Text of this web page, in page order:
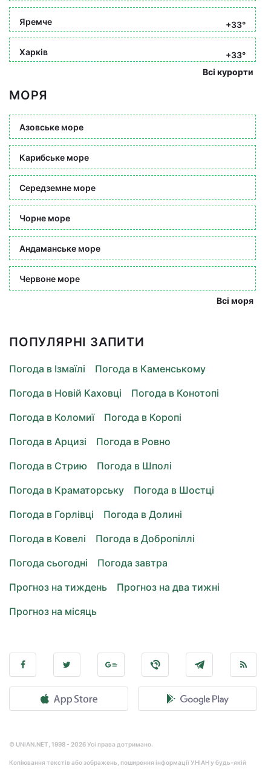
Яремче +33°
Харків
+33°
Всі курорти
МОРЯ
Азовське море
Карибське море
Середземне море
Чорне море
Андаманське море
Червоне море
Всі моря
ПОПУЛЯРНІ ЗАПИТИ
Погода в Ізмаїлі
Погода в Каменському
Погода в Новій Каховці
Погода в Конотопі
Погода в Коломиї
Погода в Коропі
Погода в Арцизі
Погода в Ровно
Погода в Стрию
Погода в Шполі
Погода в Краматорську
Погода в Шостці
Погода в Горлівці
Погода в Долині
Погода в Ковелі
Погода в Добропіллі
Погода сьогодні
Погода завтра
Прогноз на тиждень
Прогноз на два тижні
Прогноз на місяць
© UNIAN.NET, 1998 - 2026 Усі права дотримано.
Копіювання текстів або зображень, поширення інформації УНІАН у будь-якій